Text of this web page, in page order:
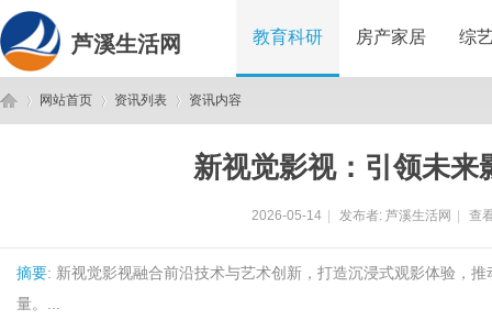
芦溪生活网 教育科研 房产家居 综
网站首页 资讯列表 资讯内容
新视觉影视：引领未来
2026-05-14 发布者: 芦溪生活网 查
摘要: 新视觉影视融合前沿技术与艺术创新，打造沉浸式观影体验，
量。...